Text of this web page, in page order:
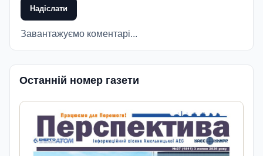
Надіслати
Завантажуємо коментарі...
Останній номер газети